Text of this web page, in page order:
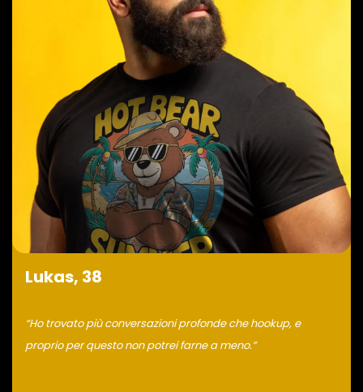
Lukas, 38
“Ho trovato più conversazioni profonde che hookup, e
proprio per questo non potrei farne a meno.”